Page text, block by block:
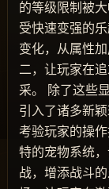
的等级限制被
受快速变强的
变化，从属性
二，让玩家在
采。 除了这些
引入了诸多新
考验玩家的操
特的宠物系统
战，增添战斗